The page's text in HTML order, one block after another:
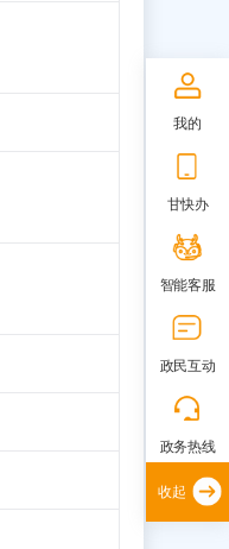
我的
甘快办
智能客服
政民互动
政务热线
收起